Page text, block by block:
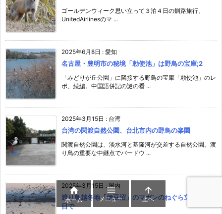
ゴールデンウィーク思い立って３泊４日の釧路旅行。
UnitedAirlinesのマ ...
2025年6月8日 : 愛知
名古屋・豊明市の秘境「勅使池」は野鳥の宝庫;2
「みどりが丘公園」に隣接する野鳥の宝庫「勅使池」のレ
ポ、続編。中国語併記の謎の看 ...
2025年3月15日 : 台湾
台湾の関渡自然公園、台北市内の野鳥の楽園
関渡自然公園は、淡水河と基隆河が交差する自然公園。渡
り鳥の重要な中継点でバードウ ...
2025年3月15日 :国内
渡り鳥越冬地「伊豆沼」のマガンのねぐら立ちを1泊2
日で

ホーム

メニュー

上へ